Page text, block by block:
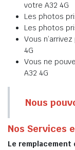
votre A32 4G
Les photos
Les photos
Vous
4G
Vous ne
A32 4G
Nous
Nos Services
Le remplacement